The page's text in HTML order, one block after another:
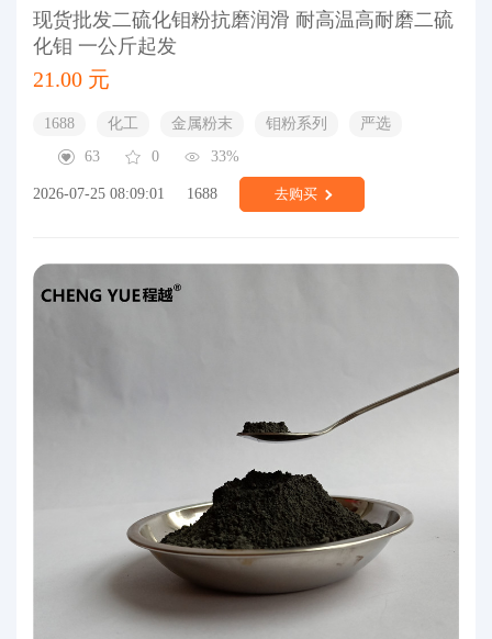
现货批发二硫化钼粉抗磨润滑 耐高温高耐磨二硫
化钼 一公斤起发
21.00 元
1688 化工 金属粉末 钼粉系列
严选
63
0 33%
2026-07-25 08:09:01 1688 去购买